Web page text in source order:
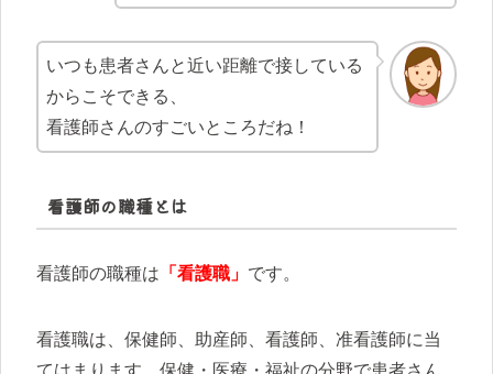
いつも患者さんと近い距離で接している
からこそできる、
看護師さんのすごいところだね！
看護師の職種とは
看護師の職種は 「看護職」 です。
看護職は、保健師、助産師、看護師、准看護師に当
てはまります。保健・医療・福祉の分野で患者さん